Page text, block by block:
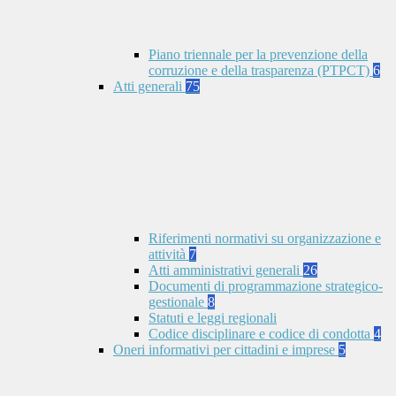
Piano triennale per la prevenzione della
corruzione e della trasparenza (PTPCT) 6
Atti generali 75
Riferimenti normativi su organizzazione e
attività 7
Atti amministrativi generali 26
Documenti di programmazione strategico-
gestionale 8
Statuti e leggi regionali
Codice disciplinare e codice di condotta 4
Oneri informativi per cittadini e imprese 5